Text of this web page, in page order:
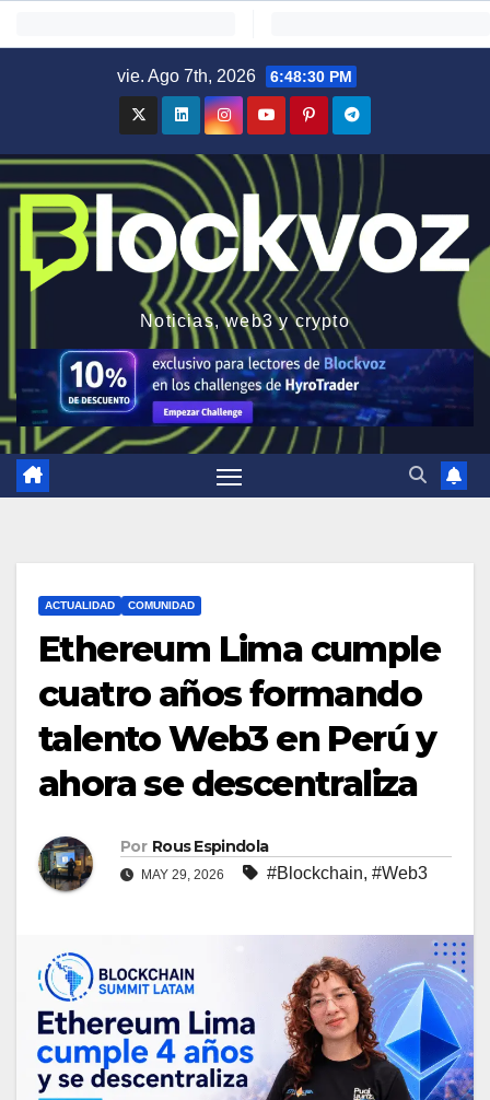
vie. Ago 7th, 2026 6:48:31 PM
Noticias, web3 y crypto
ACTUALIDAD COMUNIDAD
Ethereum Lima cumple
cuatro años formando
talento Web3 en Perú y
ahora se descentraliza
Por Rous Espindola
MAY 29, 2026 #Blockchain, #Web3